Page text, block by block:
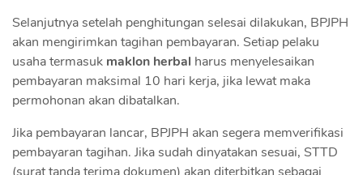
Selanjutnya setelah penghitungan selesai dilakukan, BPJPH
akan mengirimkan tagihan pembayaran. Setiap pelaku
usaha termasuk maklon herbal harus menyelesaikan
pembayaran maksimal 10 hari kerja, jika lewat maka
permohonan akan dibatalkan.
Jika pembayaran lancar, BPJPH akan segera memverifikasi
pembayaran tagihan. Jika sudah dinyatakan sesuai, STTD